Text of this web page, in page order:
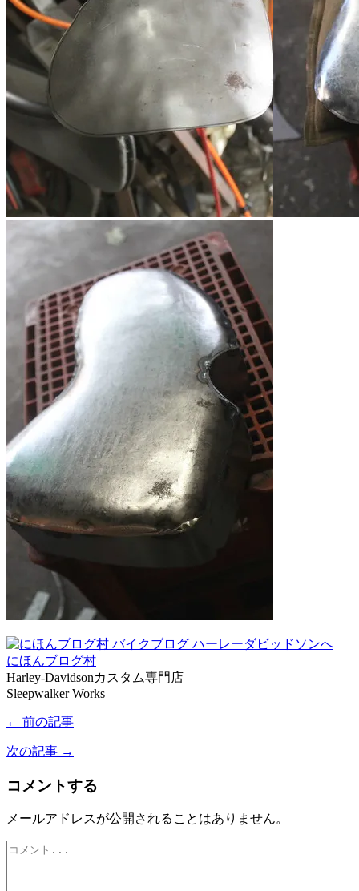
にほんブログ村
Harley-Davidsonカスタム専門店
Sleepwalker Works
← 前の記事
次の記事 →
コメントする
メールアドレスが公開されることはありません。